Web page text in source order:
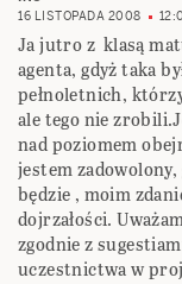
16 LISTOPADA 2008
Ja jutro z klasą
agenta, gdyż taka
pełnoletnich,
ale tego nie
nad poziomem
jestem
będzie , moim
dojrzałości.
zgodnie z
uczestnictwa w